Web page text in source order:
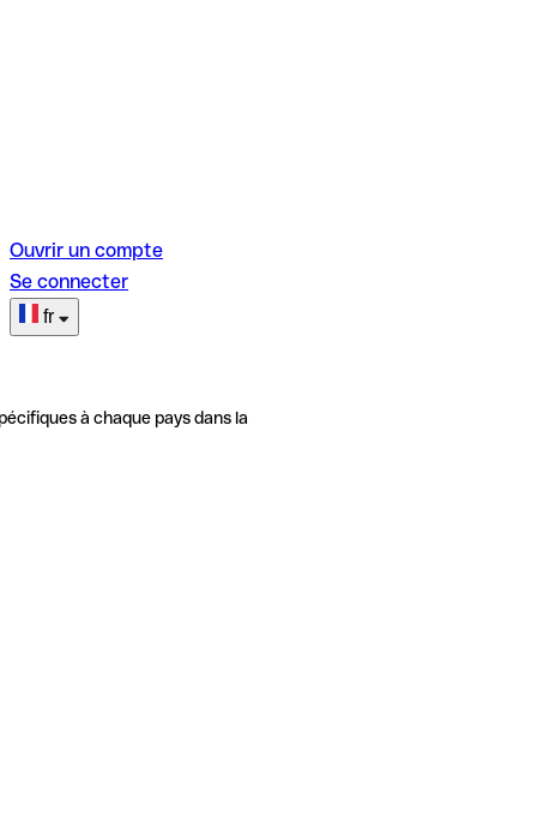
Ouvrir un compte
Se connecter
fr
à chaque pays dans la